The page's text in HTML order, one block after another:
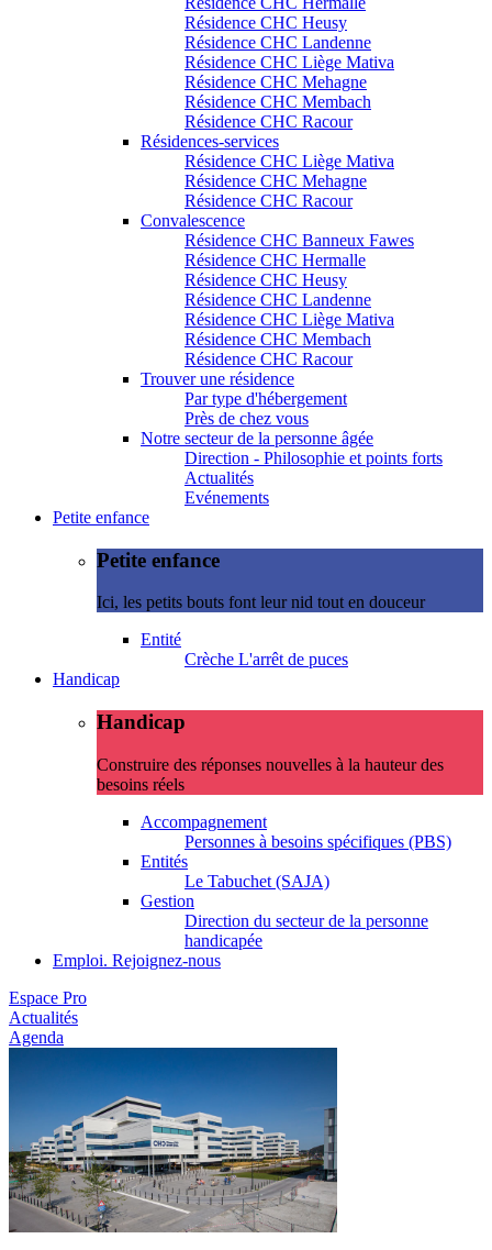
Résidence CHC Heusy
Résidence CHC Landenne
Résidence CHC Liège Mativa
Résidence CHC Mehagne
Résidence CHC Membach
Résidence CHC Racour
Résidences-services
Résidence CHC Liège Mativa
Résidence CHC Mehagne
Résidence CHC Racour
Convalescence
Résidence CHC Banneux Fawes
Résidence CHC Hermalle
Résidence CHC Heusy
Résidence CHC Landenne
Résidence CHC Liège Mativa
Résidence CHC Membach
Résidence CHC Racour
Trouver une résidence
Par type d'hébergement
Près de chez vous
Notre secteur de la personne âgée
Direction - Philosophie et points forts
Actualités
Evénements
Petite enfance
Petite enfance
Ici, les petits bouts font leur nid tout en douceur
Entité
Crèche L'arrêt de puces
Handicap
Handicap
Construire des réponses nouvelles à la hauteur des
besoins réels
Accompagnement
Personnes à besoins spécifiques (PBS)
Entités
Le Tabuchet (SAJA)
Gestion
Direction du secteur de la personne
handicapée
Emploi. Rejoignez-nous
Espace Pro
Actualités
Agenda